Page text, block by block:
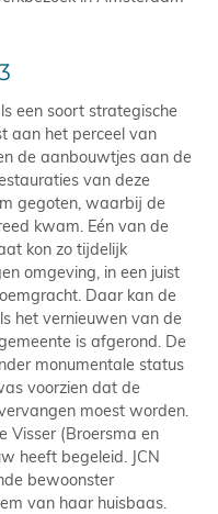
een soort strategische
aan het perceel van
de aanbouwtjes aan de
van deze
gegoten, waarbij de
kwam. Eén van de
kon zo tijdelijk
omgeving, in een juist
Daar kan de
het vernieuwen van de
is afgerond. De
monumentale status
voorzien dat de
moest worden.
Visser (Broersma en
heeft begeleid. JCN
bewoonster
van haar huisbaas.